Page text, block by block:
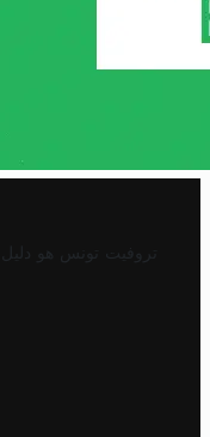
تروفيت تونس هو